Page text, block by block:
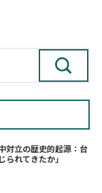
対立の歴史的起源：台
られてきたか」